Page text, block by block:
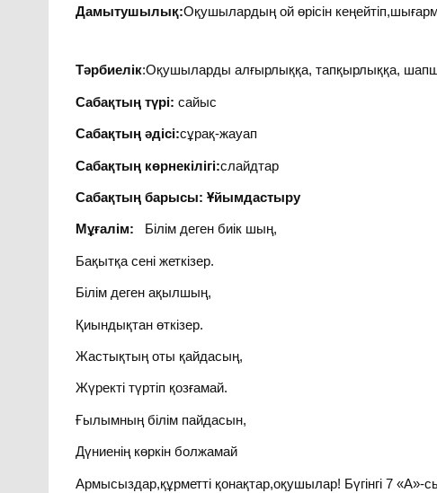
Дамытушылық:Оқушылардың ой өрісін
Тәрбиелік:Оқушыларды алғырлыққа, тапқырлыққа,
Сабақтың түрі: сайыс
Сабақтың әдісі:сұрақ-жауап
Сабақтың көрнекілігі:слайдтар
Сабақтың барысы: Ұйымдастыру
Мұғалім: Білім деген биік шың,
Бақытқа сені жеткізер.
Білім деген ақылшың,
Қиындықтан өткізер.
Жастықтың оты қайдасың,
Жүректі түртіп қозғамай.
Ғылымның білім пайдасын,
Дүниенің көркін болжамай
Армысыздар,құрметті қонақтар,оқушылар! Бүгінгі 7